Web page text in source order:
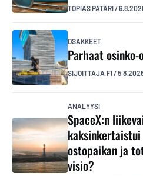
TOPIAS PÄTÄRI/
OSAKKEET
Parhaat
SIJOITTAJA.FI/
ANALYYSI
SpaceX:n
ostopaikan ja
visio?